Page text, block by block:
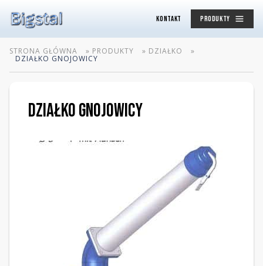
KONTAKT PRODUKTY
STRONA GŁÓWNA » PRODUKTY » DZIAŁKO »
DZIAŁKO GNOJOWICY
DZIAŁKO GNOJOWICY